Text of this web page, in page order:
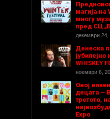
магија на
многу
пред СЦ
декември 24,
Денеска
јубилејно
WHISKEY
ноември 6,
Овој
децата –
третото,
Expo